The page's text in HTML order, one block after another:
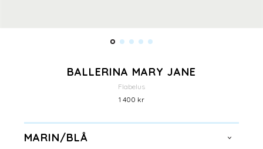
BALLERINA MARY JANE
Flabelus
1 400 kr
MARIN/BLÅ